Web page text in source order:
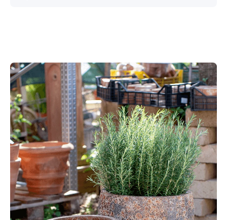
Passa alle informazioni sul prodotto